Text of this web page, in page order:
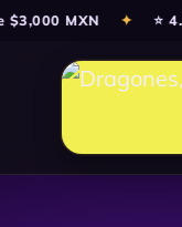
MXN ⭐ 4.9
Ir
contenido